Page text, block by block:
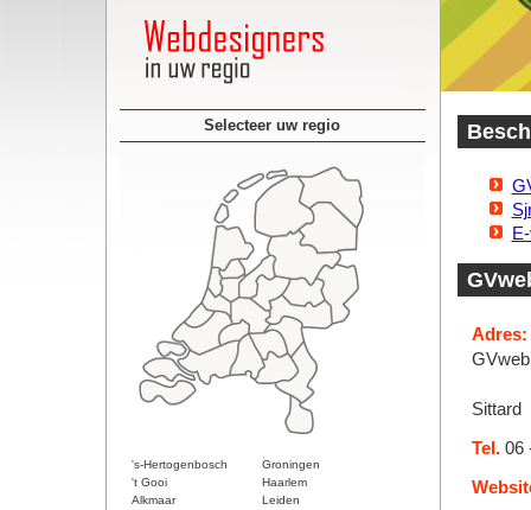
Selecteer uw regio
's-Hertogenbosch
Groningen
't Gooi
Haarlem
Alkmaar
Leiden
Adres:
Sittard
Tel.06